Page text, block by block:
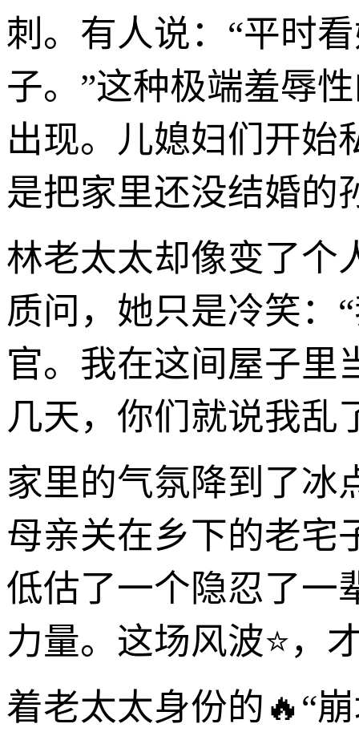
刺。有人说：“平时
子。”这种极端羞辱
出现。儿媳妇们开始
是把家里还没结婚的
林老太太却像变了个
质问，她只是冷笑：
官。我在这间屋子里
几天，你们就说我乱
家里的气氛降到了冰
母亲关在乡下的老宅
低估了一个隐忍了一
力量。这场风波⭐，
着老太太身份的🔥“